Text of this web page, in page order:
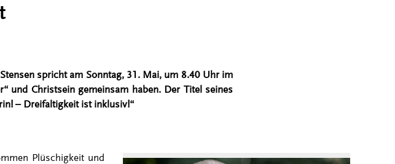
spricht am Sonntag, 31. Mai, um 8.40 Uhr im
und Christsein gemeinsam haben. Der Titel seines
– Dreifaltigkeit ist inklusiv!“
Plüschigkeit und